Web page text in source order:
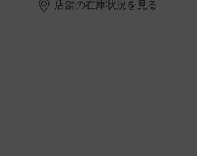
店舗の在庫状況を見る